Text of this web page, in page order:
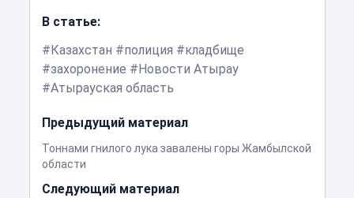
В статье:
Казахстан
полиция
кладбище
захоронение
Новости Атырау
Атырауская область
Предыдущий материал
Тоннами гнилого лука завалены горы Жамбылской
области
Следующий материал